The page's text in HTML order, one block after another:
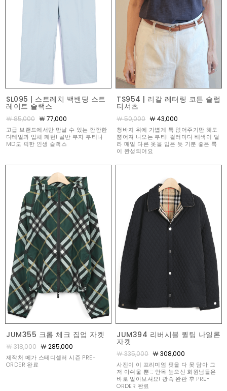
SL095 | 스트레치 백밴딩 스트
레이트 슬랙스
￦ 85,000 ￦ 77,000
고급 브랜드에서만 만날 수 있는 깐깐한
디테일과 입체 패턴! 골반 부자 부티나
MD도 픽한 인생 슬랙스
TS954 | 리갈 레터링 코튼 슬럽
티셔츠
￦ 50,000 ￦ 43,000
청바지 위에 가볍게 툭 얹어주기만 해도
뿜어져 나오는 부티! 컬러마다 배색이 달
라 매일 다른 옷을 입은 듯 기분 좋은 룩
이 완성되어요
JUM355 크롭 체크 집업 자켓
￦ 318,000 ￦ 285,000
제작처 메가 스테디셀러 시즌 PRE-
ORDER 완료
JUM394 리버시블 퀼팅 나일론
자켓
￦ 335,000 ￦ 308,000
사진이 이 프리미엄 핏을 다 못 담아 그
저 아쉬울 뿐 :: 안목 높으신 회원님들은
바로 알아보셔요! 광속 완판 후 PRE-
ORDER 완료